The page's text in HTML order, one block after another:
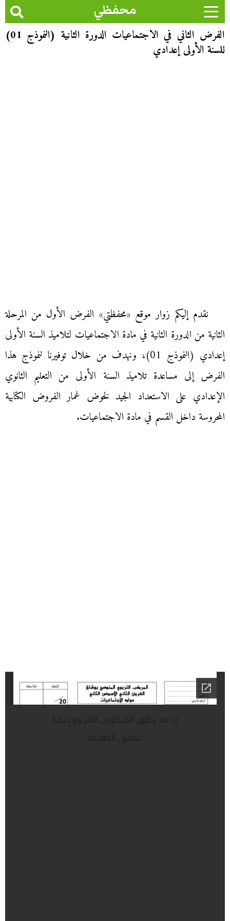
محفظي
الفرض الثاني في الاجتماعيات الدورة الثانية (النموذج 01)
للسنة الأولى إعدادي
نقدم إليكم زوار موقع «محفظتي» الفرض الأول من المرحلة
الثانية من الدورة الثانية في مادة الاجتماعيات لتلاميذ السنة الأولى
إعدادي (النموذج 01)، ونهدف من خلال توفيرنا لنموذج هذا
الفرض إلى مساعدة تلاميذ السنة الأولى من التعليم الثانوي
الإعدادي على الاستعداد الجيد لخوض غمار الفروض الكتابية
المحروسة داخل القسم في مادة الاجتماعيات.